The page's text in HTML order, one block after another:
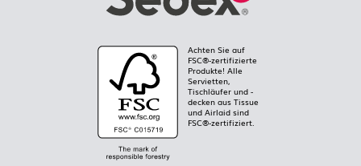
Achten Sie auf
FSC®-zertifizierte
Produkte! Alle
Servietten,
Tischläufer und -
decken aus Tissue
und Airlaid sind
FSC®-zertifiziert.